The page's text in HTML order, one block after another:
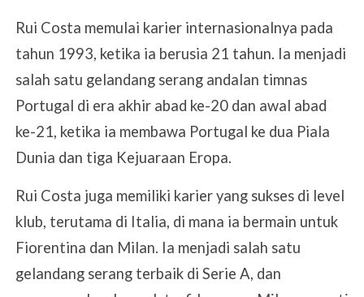
Rui Costa memulai karier internasionalnya pada
tahun 1993, ketika ia berusia 21 tahun. Ia menjadi
salah satu gelandang serang andalan timnas
Portugal di era akhir abad ke-20 dan awal abad
ke-21, ketika ia membawa Portugal ke dua Piala
Dunia dan tiga Kejuaraan Eropa.
Rui Costa juga memiliki karier yang sukses di level
klub, terutama di Italia, di mana ia bermain untuk
Fiorentina dan Milan. Ia menjadi salah satu
gelandang serang terbaik di Serie A, dan